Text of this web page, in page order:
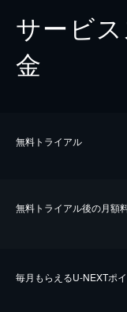
サービ
金
無料トライアル
無料トライアル後の⽉額
毎⽉もらえるU-NEXTポ